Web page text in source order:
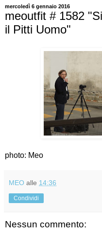
mercoledì 6 gennaio 2016
meoutfit # 1582
il Pitti Uomo"
photo: Meo
MEO alle 14:36
Condividi
Nessun commento: